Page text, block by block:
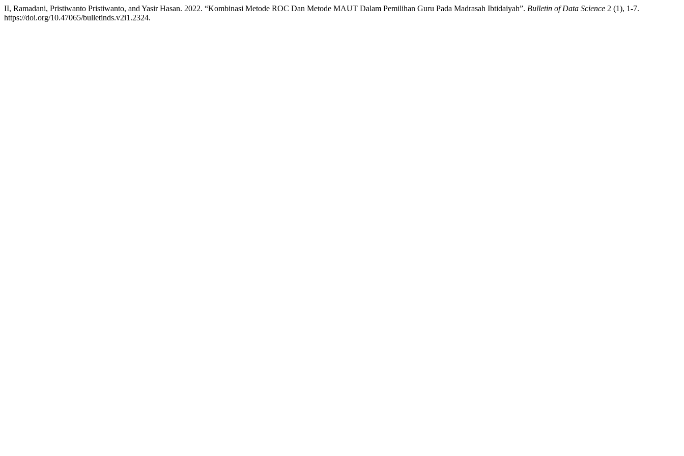
II, Ramadani, Pristiwanto Pristiwanto, and Yasir Hasan. 2022. “Kombinasi Metode ROC Dan Metode MAUT Dalam Pemilihan Guru Pada Madrasah Ibtidaiyah”. Bulletin of Data Science 2 (1), 1-7.
https://doi.org/10.47065/bulletinds.v2i1.2324.